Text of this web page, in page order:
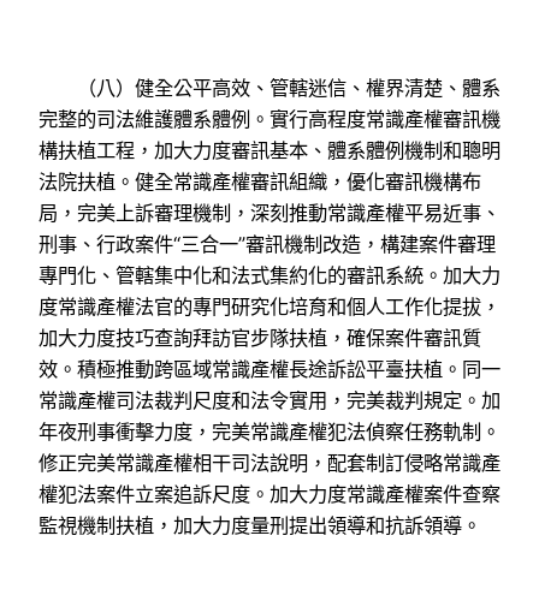
（八）健全公平高效、管轄迷信、權界清楚、體系
完整的司法維護體系體例。實行高程度常識產權審訊機
構扶植工程，加大力度審訊基本、體系體例機制和聰明
法院扶植。健全常識產權審訊組織，優化審訊機構布
局，完美上訴審理機制，深刻推動常識產權平易近事、
刑事、行政案件“三合一”審訊機制改造，構建案件審理
專門化、管轄集中化和法式集約化的審訊系統。加大力
度常識產權法官的專門研究化培育和個人工作化提拔，
加大力度技巧查詢拜訪官步隊扶植，確保案件審訊質
效。積極推動跨區域常識產權長途訴訟平臺扶植。同一
常識產權司法裁判尺度和法令實用，完美裁判規定。加
年夜刑事衝擊力度，完美常識產權犯法偵察任務軌制。
修正完美常識產權相干司法說明，配套制訂侵略常識產
權犯法案件立案追訴尺度。加大力度常識產權案件查察
監視機制扶植，加大力度量刑提出領導和抗訴領導。